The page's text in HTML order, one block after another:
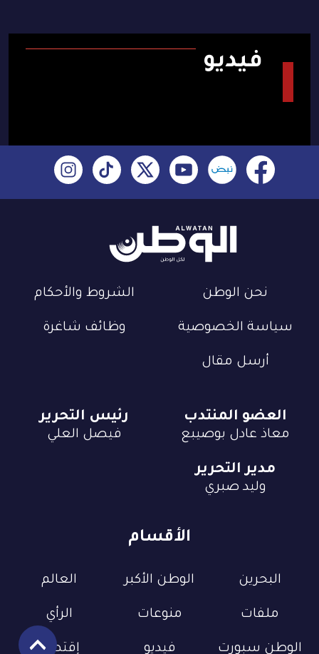
فيديو
نحن الوطن الشروط والأحكام
سياسة الخصوصية وظائف شاغرة
أرسل مقال
الأقسام
البحرين الوطن الأكبر العالم
ملفات منوعات الرأي
الوطن سبورت فيديو إقتصاد
العضو المنتدب
معاذ عادل بوصيبع
رئيس التحرير
فيصل العلي
مدير التحرير
وليد صبري